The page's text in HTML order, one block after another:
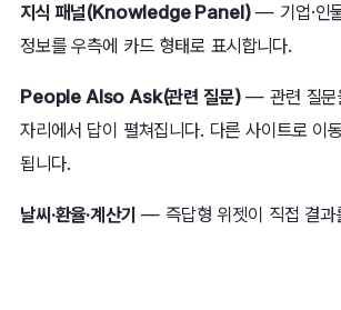
지식 패널(Knowledge Panel)— 기업·인
정보를 우측에 카드 형태로 표시합니다.
People Also Ask(관련 질문)— 관련 질문
자리에서 답이 펼쳐집니다. 다른 사이트로 이
됩니다.
날씨·환율·계산기 — 즉답형 위젯이 직접 결과